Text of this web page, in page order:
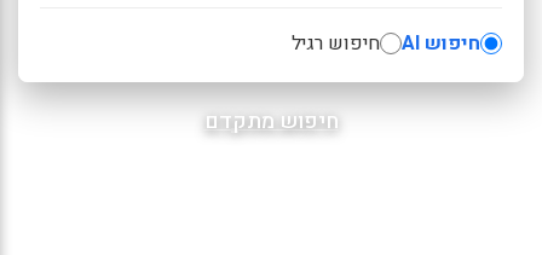
חיפוש AI חיפוש רגיל
חיפוש מתקדם